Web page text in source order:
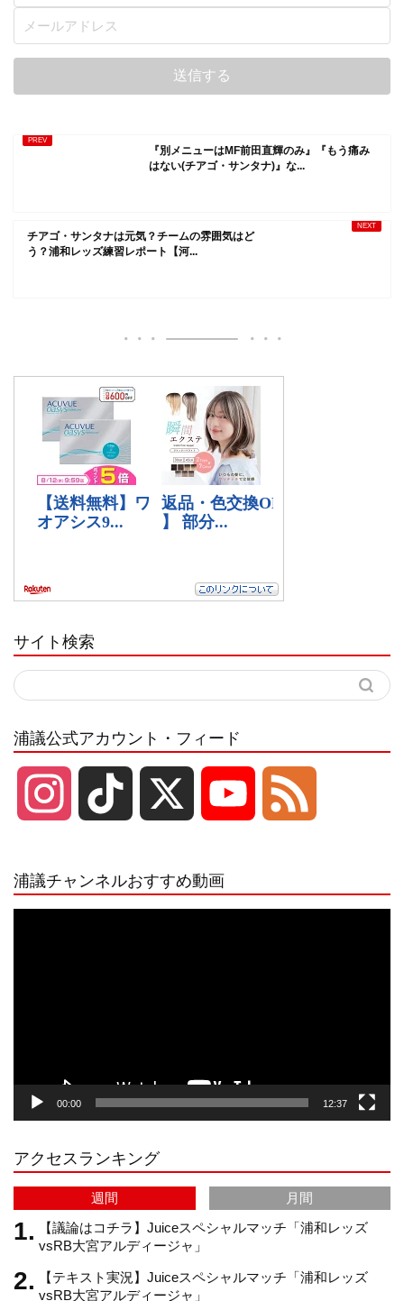
『別メニューはMF前田直輝のみ』『もう痛み
はない(チアゴ・サンタナ)』な...
チアゴ・サンタナは元気？チームの雰囲気はど
う？浦和レッズ練習レポート【河...
サイト検索
浦議公式アカウント・フィード
r
a
m
e
C
h
a
浦議チャンネルおすすめ動画
00:00 12:37
アクセスランキング
週間
月間
【議論はコチラ】Juiceスペシャルマッチ「浦和レッズ
vsRB大宮アルディージャ」
【テキスト実況】Juiceスペシャルマッチ「浦和レッズ
vsRB大宮アルディージャ」